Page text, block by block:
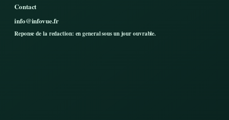
Contact
info@infovue.fr
Reponse de la redaction: en general sous un jour ouvrable.